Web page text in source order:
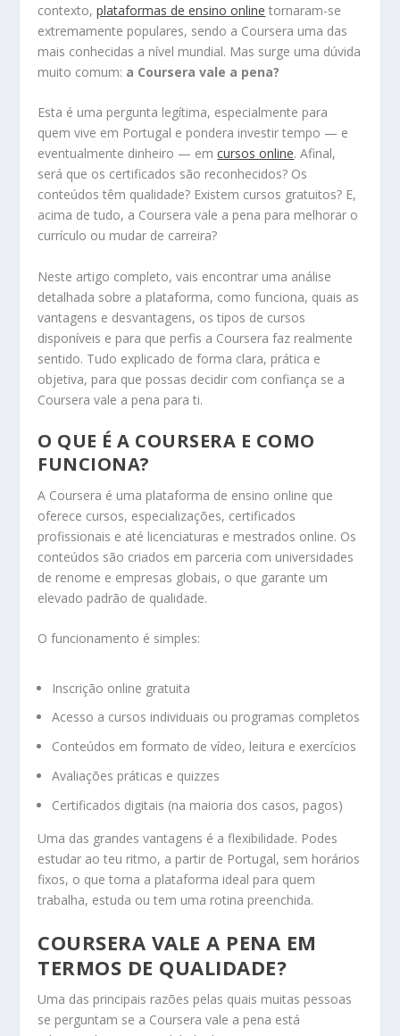
contexto,plataformas de ensino online tornaram-se
extremamente populares, sendo a Coursera uma das
mais conhecidas a nível mundial. Mas surge uma dúvida
muito comum: a Coursera vale a pena?
Esta é uma pergunta legítima, especialmente para
quem vive em Portugal e pondera investir tempo — e
eventualmente dinheiro — emcursos online. Afinal,
será que os certificados são reconhecidos? Os
conteúdos têm qualidade? Existem cursos gratuitos? E,
acima de tudo, a Coursera vale a pena para melhorar o
currículo ou mudar de carreira?
Neste artigo completo, vais encontrar uma análise
detalhada sobre a plataforma, como funciona, quais as
vantagens e desvantagens, os tipos de cursos
disponíveis e para que perfis a Coursera faz realmente
sentido. Tudo explicado de forma clara, prática e
objetiva, para que possas decidir com confiança se a
Coursera vale a pena para ti.
O QUE É A COURSERA E COMO
FUNCIONA?
A Coursera é uma plataforma de ensino online que
oferece cursos, especializações, certificados
profissionais e até licenciaturas e mestrados online. Os
conteúdos são criados em parceria com universidades
de renome e empresas globais, o que garante um
elevado padrão de qualidade.
O funcionamento é simples:
Inscrição online gratuita
Acesso a cursos individuais ou programas completos
Conteúdos em formato de vídeo, leitura e exercícios
Avaliações práticas e quizzes
Certificados digitais (na maioria dos casos, pagos)
Uma das grandes vantagens é a flexibilidade. Podes
estudar ao teu ritmo, a partir de Portugal, sem horários
fixos, o que torna a plataforma ideal para quem
trabalha, estuda ou tem uma rotina preenchida.
COURSERA VALE A PENA EM
TERMOS DE QUALIDADE?
Uma das principais razões pelas quais muitas pessoas
se perguntam se a Coursera vale a pena está